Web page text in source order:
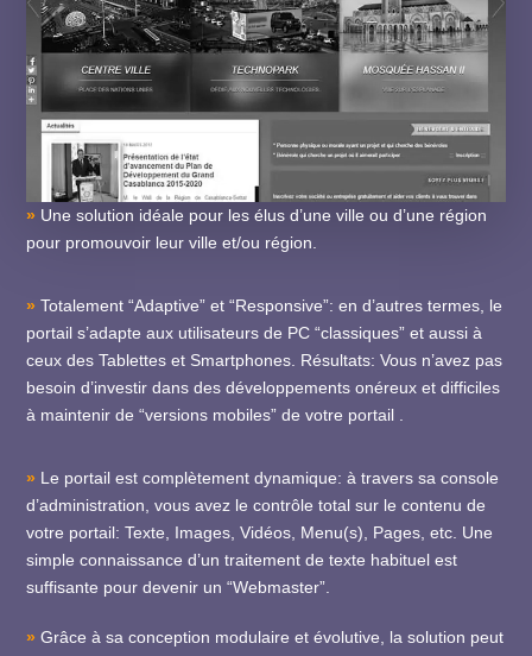
» Une solution idéale pour les élus d’une ville ou d’une région
pour promouvoir leur ville et/ou région.
» Totalement “Adaptive” et “Responsive”: en d’autres termes, le
portail s’adapte aux utilisateurs de PC “classiques” et aussi à
ceux des Tablettes et Smartphones. Résultats: Vous n’avez pas
besoin d’investir dans des développements onéreux et difficiles
à maintenir de “versions mobiles” de votre portail .
» Le portail est complètement dynamique: à travers sa console
d’administration, vous avez le contrôle total sur le contenu de
votre portail: Texte, Images, Vidéos, Menu(s), Pages, etc. Une
simple connaissance d’un traitement de texte habituel est
suffisante pour devenir un “Webmaster”.
» Grâce à sa conception modulaire et évolutive, la solution peut